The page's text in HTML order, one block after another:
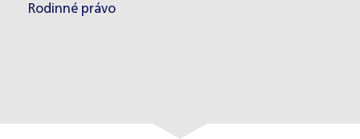
Rodinné právo